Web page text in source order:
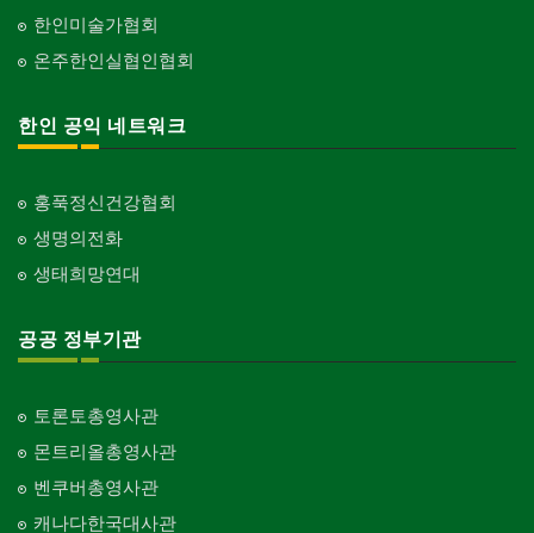
한인미술가협회
온주한인실협인협회
한인 공익 네트워크
홍푹정신건강협회
생명의전화
생태희망연대
공공 정부기관
토론토총영사관
몬트리올총영사관
벤쿠버총영사관
캐나다한국대사관